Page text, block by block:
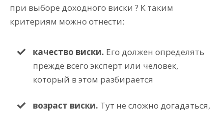
при выборе доходного виски ? К таким
критериям можно отнести:
качество виски. Его должен определять
прежде всего эксперт или человек,
который в этом разбирается
возраст виски. Тут не сложно догадаться,